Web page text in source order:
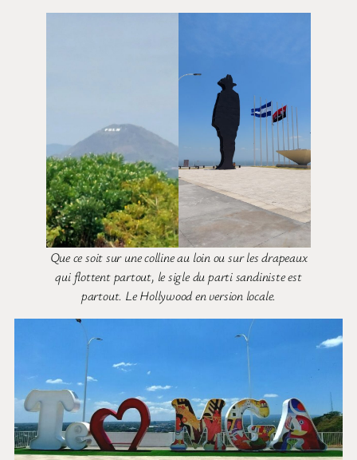
Que ce soit sur une colline au loin ou sur les drapeaux
qui flottent partout, le sigle du parti sandiniste est
partout. Le Hollywood en version locale.